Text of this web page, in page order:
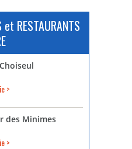
et RESTAURANTS
>
des Minimes
>